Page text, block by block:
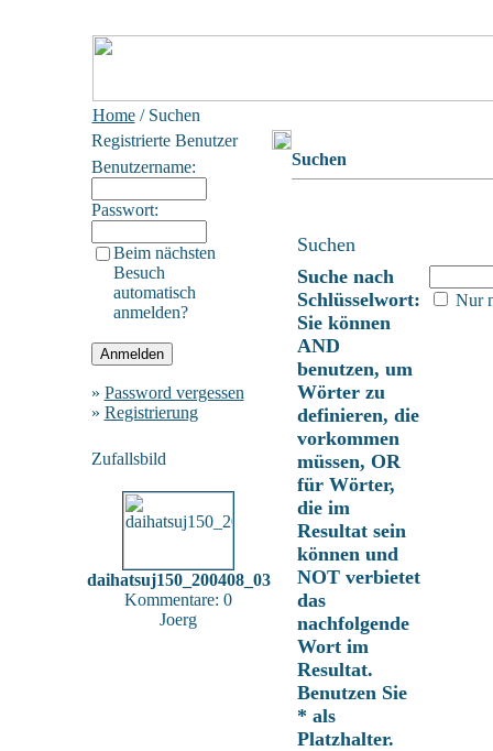
Home/ Suchen
Registrierte Benutzer
Benutzername:
Passwort:
Beim nächsten
Besuch
automatisch
anmelden?
» Password vergessen
» Registrierung
Zufallsbild
daihatsuj150_200408_03
Kommentare: 0
Joerg
Suchen
Suchen
Suche nach
Schlüsselwort:
Sie können
AND
benutzen, um
Wörter zu
definieren, die
vorkommen
müssen, OR
für Wörter,
die im
Resultat sein
können und
NOT verbietet
das
nachfolgende
Wort im
Resultat.
Benutzen Sie
* als
Platzhalter.
Nur